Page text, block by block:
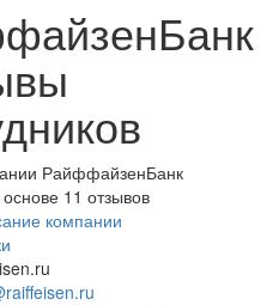
РайффайзенБанк
11 отзывов
компании